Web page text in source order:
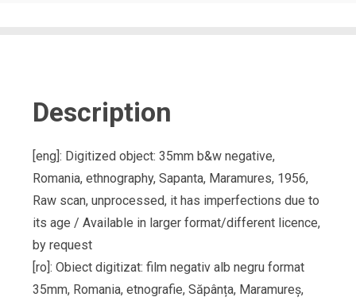
Description
[eng]: Digitized object: 35mm b&w negative,
Romania, ethnography, Sapanta, Maramures, 1956,
Raw scan, unprocessed, it has imperfections due to
its age / Available in larger format/different licence,
by request
[ro]: Obiect digitizat: film negativ alb negru format
35mm, Romania, etnografie, Săpânța, Maramureș,